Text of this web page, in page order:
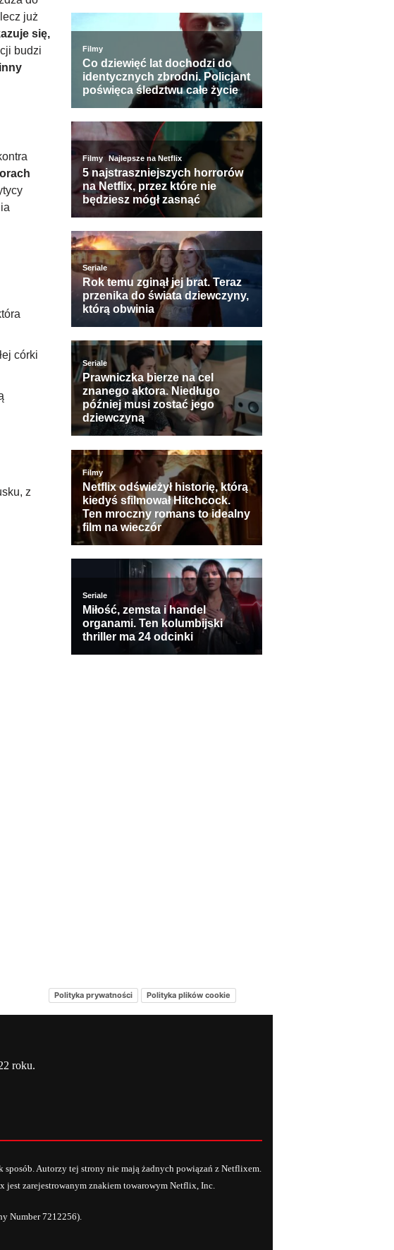
już
się,
budzi
córki
z
Polityka prywatności Polityka plików cookie
roku.
Autorzy tej strony nie mają żadnych powiązań z Netflixem.
zarejestrowanym znakiem towarowym Netflix, Inc.
Number 7212256).